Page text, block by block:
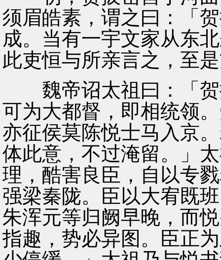
须眉皓素，谓之曰：「
成。当有一宇文家从东
此吏恒与所亲言之，至
魏帝诏太祖曰：「贺
可为大都督，即相统领
亦征侯莫陈悦士马入京
体此意，不过淹留。」
理，酷害良臣，自以专
强梁秦陇。臣以大宥既
朱浑元等归阙早晚，而
指趣，势必异图。臣正